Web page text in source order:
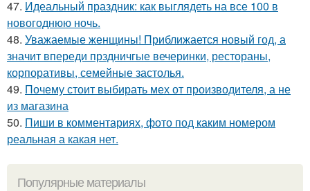
47. Идеальный праздник: как выглядеть на все 100 в
новогоднюю ночь.
48. Уважаемые женщины! Приближается новый год, а
значит впереди прздничгые вечеринки, рестораны,
корпоративы, семейные застолья.
49. Почему стоит выбирать мех от производителя, а не
из магазина
50. Пиши в комментариях, фото под каким номером
реальная а какая нет.
Популярные материалы